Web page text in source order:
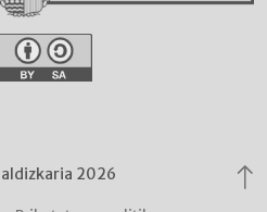
2026